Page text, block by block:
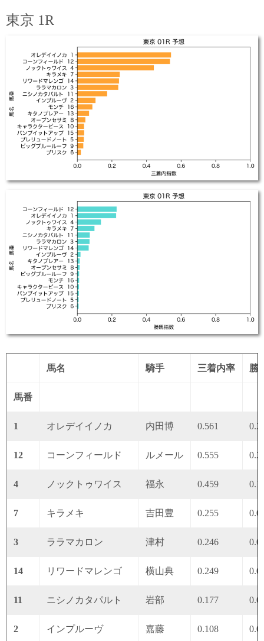
東京 1R
馬名 騎手 三着内率 勝
馬番
1 オレデイイノカ 内田博 0.561
12 コーンフィールド ルメール 0.555
4 ノックトゥワイス 福永 0.459
7 キラメキ 吉田豊 0.255
3 ララマカロン 津村 0.246
14 リワードマレンゴ 横山典 0.249
11 ニシノカタパルト 岩部 0.177
2 インプルーヴ 嘉藤 0.108